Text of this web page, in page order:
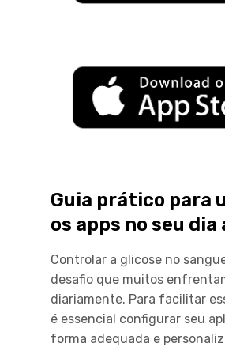
Guia prático para
os apps no seu dia
Controlar a glicose no
desafio que muitos
diariamente. Para facilitar
é essencial configurar seu
forma adequada e